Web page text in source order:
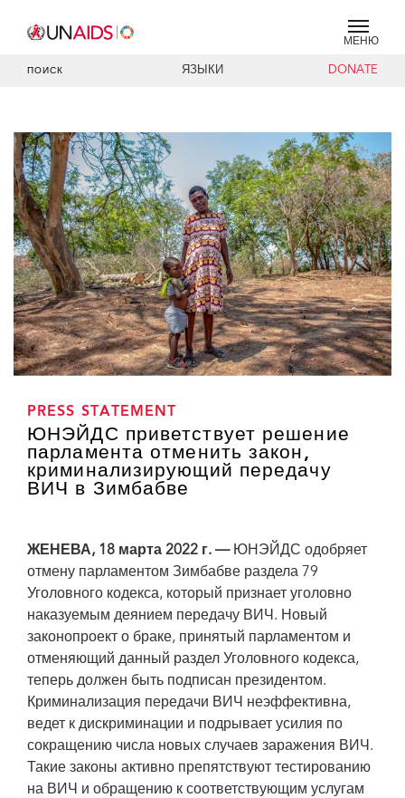
МЕНЮ
ПОИСК ЯЗЫКИ DONATE
PRESS STATEMENT
ЮНЭЙДС приветствует решение
парламента отменить закон,
криминализирующий передачу
ВИЧ в Зимбабве
ЖЕНЕВА, 18 марта 2022 г. —ЮНЭЙДС одобряет
отмену парламентом Зимбабве раздела 79
Уголовного кодекса, который признает уголовно
наказуемым деянием передачу ВИЧ. Новый
законопроект о браке, принятый парламентом и
отменяющий данный раздел Уголовного кодекса,
теперь должен быть подписан президентом.
Криминализация передачи ВИЧ неэффективна,
ведет к дискриминации и подрывает усилия по
сокращению числа новых случаев заражения ВИЧ.
Такие законы активно препятствуют тестированию
на ВИЧ и обращению к соответствующим услугам